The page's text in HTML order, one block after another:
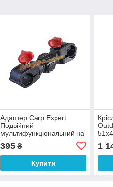
Адаптер Carp Expert
Подвійний
мультифункціональний на
395₴
Купити
1